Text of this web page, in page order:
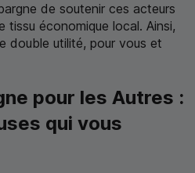
de soutenir ces acteurs
tissu économique local. Ainsi,
double utilité, pour vous et
pour les Autres :
qui vous